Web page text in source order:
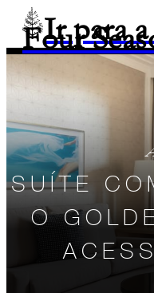
Ir para
Four
SUÍTE
O